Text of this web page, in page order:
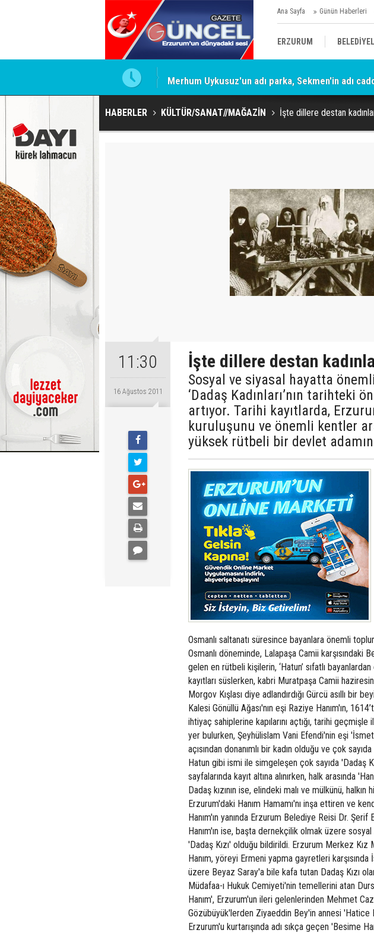
Ana Sayfa Günün Haberleri
ERZURUM
SİYASET AFAD/
KÜLTÜR/SANAT//
Merhum Uykusuz'un adı parka, Sekmen'in adı
HABERLER KÜLTÜR/SANAT//MAĞAZİN İşte dillere destan
11:30
16 Ağustos 2011
İşte dillere destan
Sosyal ve siyasal hayatta
‘Dadaş Kadınları’nın tarihteki
artıyor. Tarihi kayıtlarda,
kuruluşunu ve önemli kentler
yüksek rütbeli bir devlet
Osmanlı saltanatı süresince bayanlara önemli
Osmanlı döneminde, Lalapaşa Camii karşısındaki
gelen en rütbeli kişilerin, ‘Hatun’ sıfatlı
kayıtları süslerken, kabri Muratpaşa Camii
Morgov Kışlası diye adlandırdığı Gürcü asıllı bir
Kalesi Gönüllü Ağası'nın eşi Raziye Hanım'ın,
ihtiyaç sahiplerine kapılarını açtığı, tarihi geçmişle
yer bulurken, Şeyhülislam Vani Efendi'nin eşi
açısından donanımlı bir kadın olduğu ve çok
Hatun gibi ismi ile simgeleşen çok sayıda 'Dadaş
sayfalarında kayıt altına alınırken, halk arasında
Dadaş kızının ise, elindeki malı ve mülkünü,
Erzurum'daki Hanım Hamamı'nı inşa ettiren ve
Hanım'ın yanında Erzurum Belediye Reisi Dr. Şerif
Hanım'ın ise, başta dernekçilik olmak üzere
'Dadaş Kızı' olduğu bildirildi. Erzurum Merkez Kız
Hanım, yöreyi Ermeni yapma gayretleri
üzere Beyaz Saray'a bile kafa tutan Dadaş Kızı
Müdafaa-ı Hukuk Cemiyeti'nin temellerini atan
Hanım', Erzurum'un ileri gelenlerinden Mehmet
Gözübüyük'lerden Ziyaeddin Bey'in annesi 'Hatice
Erzurum'u kurtarışında adı sıkça geçen 'Besime